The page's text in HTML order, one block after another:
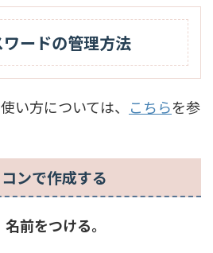
ードの管理方法
い方については、 こちらを参
ンで作成する
前をつける。